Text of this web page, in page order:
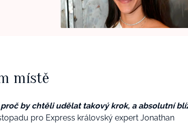
místě
by chtěli udělat takový krok, a absolutní
pro Express královský expert Jonathan